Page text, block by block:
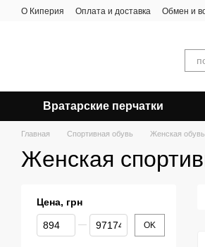
Перейти к основному контенту
О Киперия Оплата и доставка Обмен и
Вратарские перчатки
Главная Спортивная обувь Женская обувь
Женская
Цена, грн
От Цена, грн
До Цена, грн OK